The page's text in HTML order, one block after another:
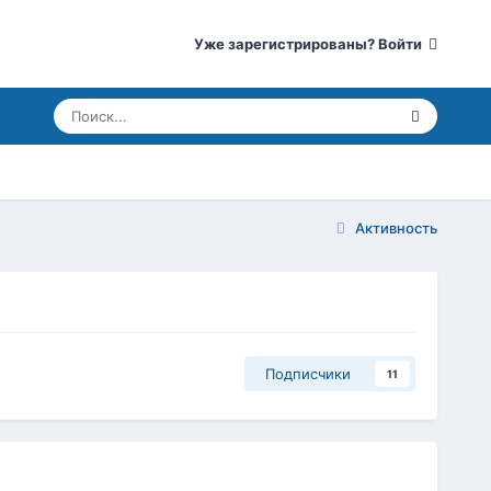
Уже зарегистрированы? Войти
Активность
Подписчики 11